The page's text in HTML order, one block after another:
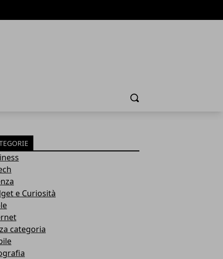
Cerca
e Curiosità
categoria